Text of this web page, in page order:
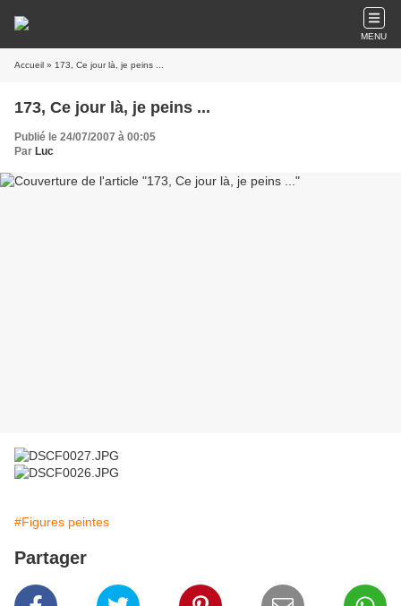
MENU
Accueil » 173, Ce jour là, je peins ...
173, Ce jour là, je peins ...
Publié le 24/07/2007 à 00:05
Par Luc
#Figures peintes
Partager